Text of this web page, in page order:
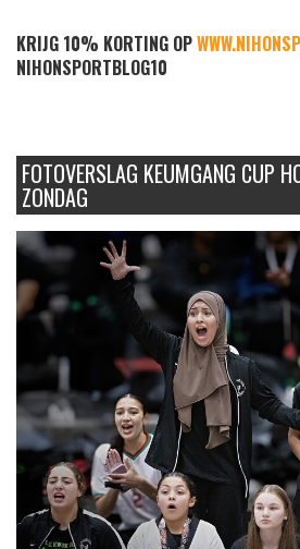
KRIJG 10% KORTING OP
NIHONSPORTBLOG10
FOTOVERSLAG KEUMGANG CUP
ZONDAG